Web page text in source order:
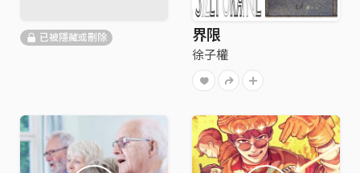
已被隱藏或刪除 界限
徐子權